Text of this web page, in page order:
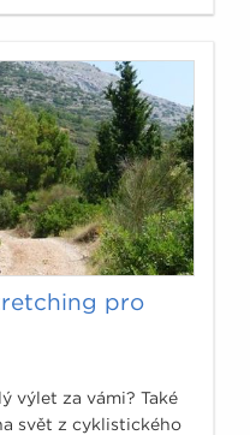
pro
výlet za vámi? Také
svět z cyklistického